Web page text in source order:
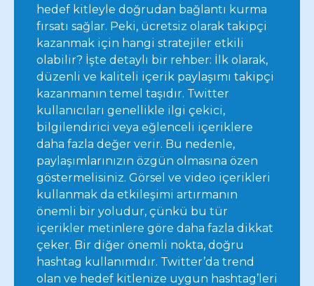
hedef kitleyle doğrudan bağlantı kurma
fırsatı sağlar. Peki, ücretsiz olarak takipçi
kazanmak için hangi stratejiler etkili
olabilir? İşte detaylı bir rehber: İlk olarak,
düzenli ve kaliteli içerik paylaşımı takipçi
kazanmanın temel taşıdır. Twitter
kullanıcıları genellikle ilgi çekici,
bilgilendirici veya eğlenceli içeriklere
daha fazla değer verir. Bu nedenle,
paylaşımlarınızın özgün olmasına özen
göstermelisiniz. Görsel ve video içerikleri
kullanmak da etkileşimi artırmanın
önemli bir yoludur, çünkü bu tür
içerikler metinlere göre daha fazla dikkat
çeker. Bir diğer önemli nokta, doğru
hashtag kullanımıdır. Twitter’da trend
olan ve hedef kitlenize uygun hashtag’leri